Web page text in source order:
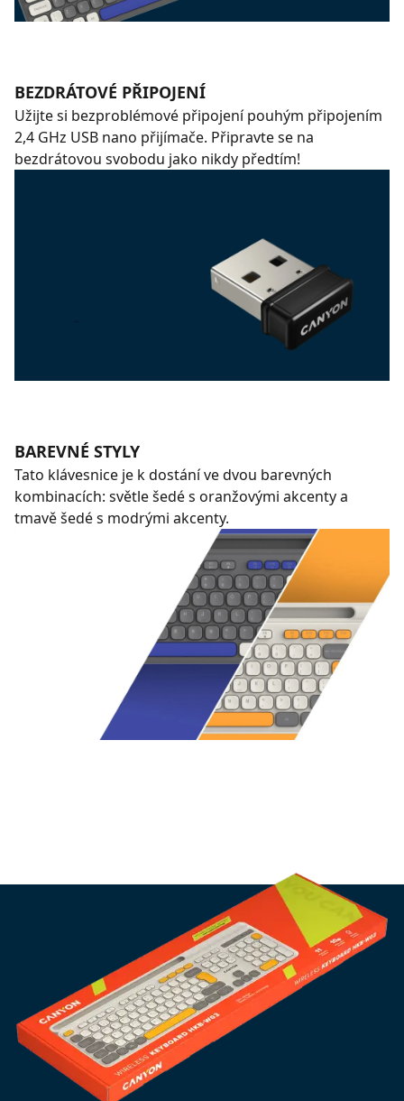
BEZDRÁTOVÉ PŘIPOJENÍ
Užijte si bezproblémové připojení pouhým připojením
2,4 GHz USB nano přijímače. Připravte se na
bezdrátovou svobodu jako nikdy předtím!
BAREVNÉ STYLY
Tato klávesnice je k dostání ve dvou barevných
kombinacích: světle šedé s oranžovými akcenty a
tmavě šedé s modrými akcenty.